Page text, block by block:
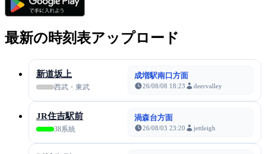
最新の時刻表アップロード
新道坂上
西武・東武
成増駅南口方面
26/08/08 18:23 deervalley
JR住吉駅前
38系統
渦森台方面
26/08/03 23:20 jettleigh